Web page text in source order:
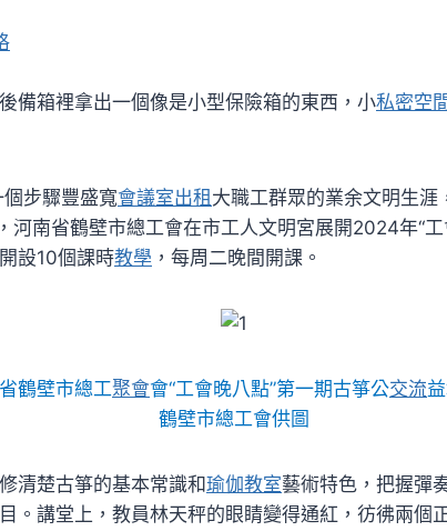
備箱裡拿出一個像是小型保險箱的東西，小私密空
步驟豐盛寬會議室出租 大職工群眾的業余文明生涯
河南省鶴壁市總工會在市工人文明宮展開2024年“
設10個課時教學 ，每周二晚間開課。
鶴壁市總工聚會會“工會晚八點”第一期古箏公交流
鶴壁市總工會供圖
清楚古箏的基本常識和瑜伽教室藝術特色，把握彈
目。講堂上，教員林天秤的眼睛變得通紅，彷彿兩個